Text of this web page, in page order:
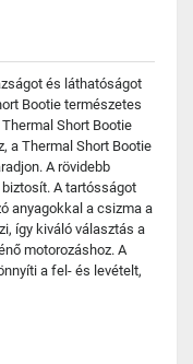
és láthatóságot
Bootie természetes
Short Bootie
a Thermal Short Bootie
A rövidebb
A tartósságot
anyagokkal a csizma a
így kiváló választás a
motorozáshoz. A
a fel- és levételt,